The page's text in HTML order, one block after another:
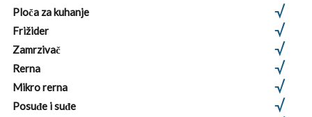
Ploča za kuhanje
Frižider
Zamrzivač
Rerna
Mikro rerna
Posuđe i suđe